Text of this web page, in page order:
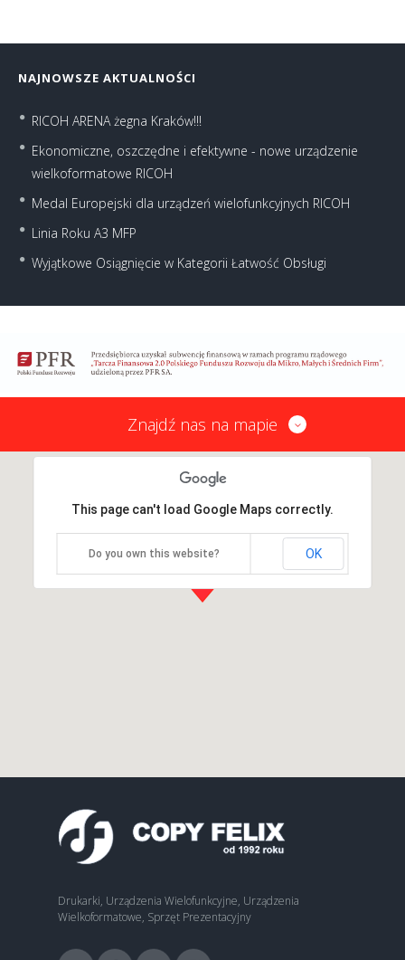
NAJNOWSZE AKTUALNOŚCI
RICOH ARENA żegna Kraków!!!
Ekonomiczne, oszczędne i efektywne - nowe urządzenie
wielkoformatowe RICOH
Medal Europejski dla urządzeń wielofunkcyjnych RICOH
Linia Roku A3 MFP
Wyjątkowe Osiągnięcie w Kategorii Łatwość Obsługi
Znajdź nas na mapie
This page can't load Google Maps correctly.
Do you own this website? OK
Drukarki, Urządzenia Wielofunkcyjne, Urządzenia
Wielkoformatowe, Sprzęt Prezentacyjny